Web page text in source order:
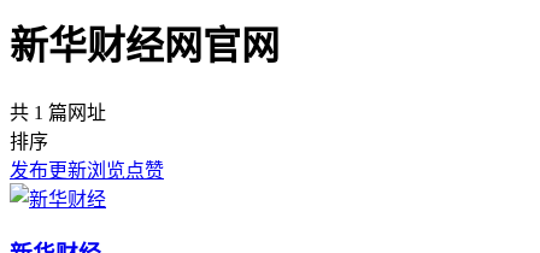
新华财经网官网
共 1 篇网址
排序
发布更新浏览点赞